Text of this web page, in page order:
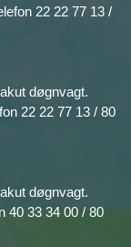
22 22 77 13 /
døgnvagt.
22 22 77 13 / 80
døgnvagt.
40 33 34 00 / 80